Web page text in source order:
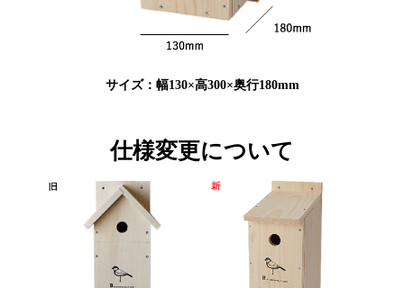
サイズ：幅130×高300×奥行180mm
仕様変更について